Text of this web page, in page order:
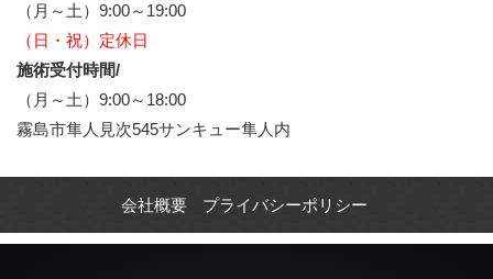
（月～土）9:00～19:00
（日・祝）定休日
施術受付時間/
（月～土）9:00～18:00
霧島市隼人見次545サンキュー隼人内
会社概要 プライバシーポリシー